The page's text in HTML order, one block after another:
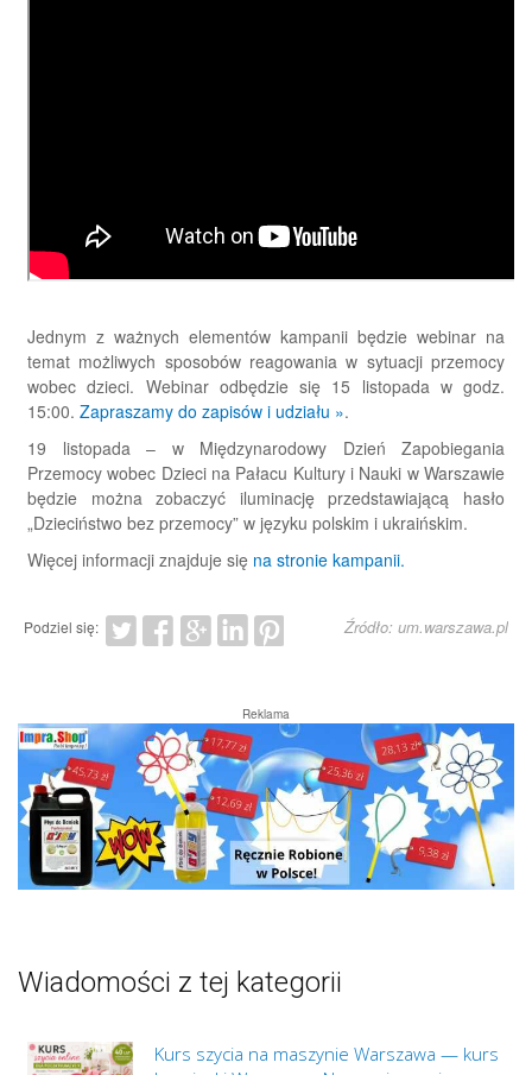
Jednym z ważnych elementów kampanii będzie webinar na
temat możliwych sposobów reagowania w sytuacji przemocy
wobec dzieci. Webinar odbędzie się 15 listopada w godz.
15:00. Zapraszamy do zapisów i udziału ».
19 listopada – w Międzynarodowy Dzień Zapobiegania
Przemocy wobec Dzieci na Pałacu Kultury i Nauki w Warszawie
będzie można zobaczyć iluminację przedstawiającą hasło
„Dzieciństwo bez przemocy” w języku polskim i ukraińskim.
Więcej informacji znajduje się na stronie kampanii.
Podziel się: Źródło: um.warszawa.pl
Reklama
Wiadomości z tej kategorii
Kurs szycia na maszynie Warszawa — kurs